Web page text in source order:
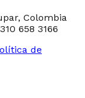
Colombia
658 3166
de